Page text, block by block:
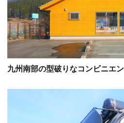
九州南部の型破りなコンビニエ